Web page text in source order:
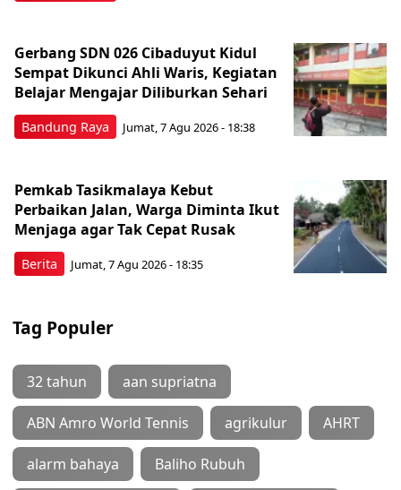
Bandung Raya
Gerbang SDN 026 Cibaduyut Kidul
Sempat Dikunci Ahli Waris, Kegiatan
Belajar Mengajar Diliburkan Sehari
Jumat, 7 Agu 2026 - 18:38
Berita
Pemkab Tasikmalaya Kebut
Perbaikan Jalan, Warga Diminta Ikut
Menjaga agar Tak Cepat Rusak
Jumat, 7 Agu 2026 - 18:35
Tag Populer
32 tahun aan supriatna
ABN Amro World Tennis agrikulur AHRT
alarm bahaya Baliho Rubuh